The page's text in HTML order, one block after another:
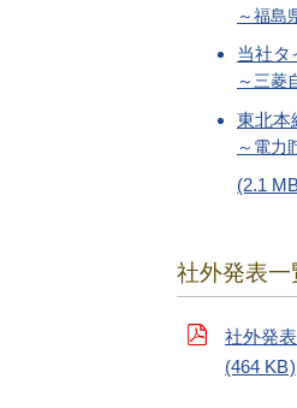
～福島
当社タ
～三菱
東北本
～電力
(2.1
社外発表一
社外発
(464 KB)